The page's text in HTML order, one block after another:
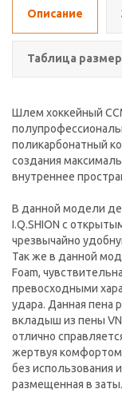
Описание
Таблица
Шлем хоккейный
поликарбонатный
создания
внутреннее
В данной модели
I.Q.SHION с
чрезвычайно
Так же в данной
Foam,
превосходными
удара. Данная пена
вкладыш из пены
отлично
жертвуя
без использования
размещенная в